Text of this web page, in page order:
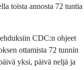
toista annosta 72 tuntia
CDC:n ohjeet
ottamista 72 tunnin
yksi, päivä neljä ja